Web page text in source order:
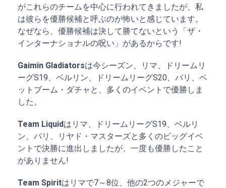
がこれらのチームを中心に行われてきましたが、私
は彼らを優勝候補と呼ぶのが怖いと感じています。
なぜなら、優勝候補は決して勝てないという「ザ・
インターナショナルの呪い」があるからです!
Gaimin Gladiatorsは今シーズン、リマ、ドリームリ
ーグS19、ベルリン、ドリームリーグS20、バリ、ベ
ットブーム・ダチャと、多くのイベントで優勝しま
した。
Team Liquidはリマ、ドリームリーグS19、ベルリ
ン、バリ、リヤド・マスターズと多くのビッグイベ
ントで決勝に進出しましたが、一度も優勝したこと
がありません!
Team Spiritはリマで7～8位、他の2つのメジャーで